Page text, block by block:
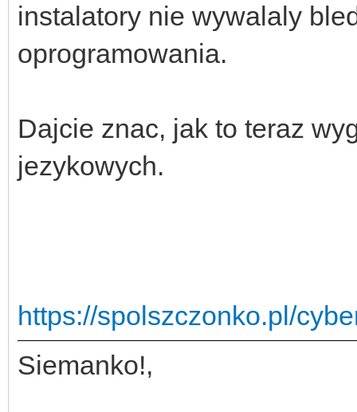
instalatory nie wywalaly
oprogramowania.
Dajcie znac, jak to teraz
jezykowych.
https://spolszczonko.pl/
Siemanko!,